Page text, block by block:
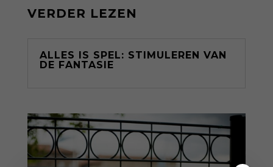
VERDER LEZEN
ALLES IS SPEL: STIMULEREN VAN
DE FANTASIE